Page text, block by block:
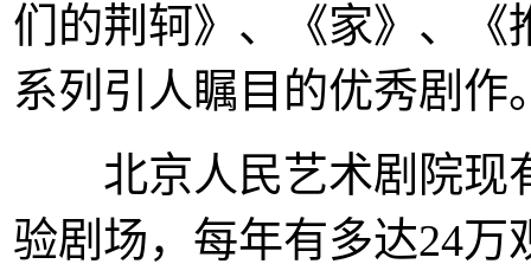
们的荆轲》、《家》、《
系列引人瞩目的优秀剧作
北京人民艺术剧院现
验剧场，每年有多达24万